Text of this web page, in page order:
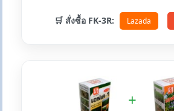
🛒 สั่งซื้อ FK-3R: Lazada
+